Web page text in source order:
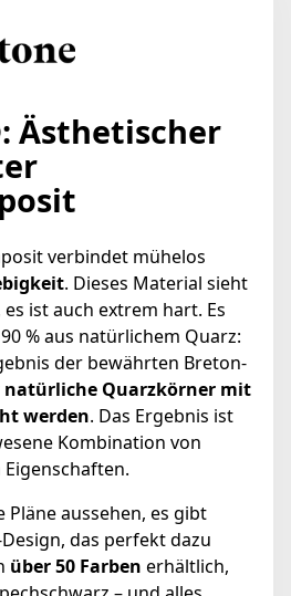
Ästhetischer
verbindet mühelos
. Dieses Material sieht
ist auch extrem hart. Es
% aus natürlichem Quarz:
der bewährten Breton-
natürliche Quarzkörner mit
werden. Das Ergebnis ist
Kombination von
aussehen, es gibt
das perfekt dazu
über 50 Farben erhältlich,